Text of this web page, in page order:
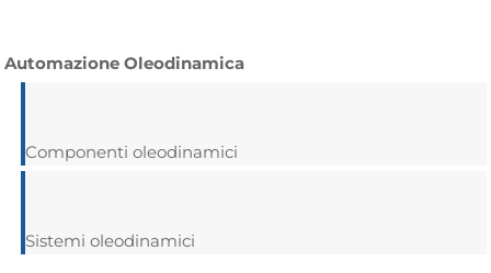
Automazione Oleodinamica
Componenti oleodinamici
Sistemi oleodinamici